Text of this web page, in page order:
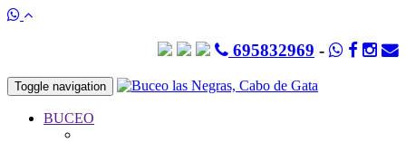
695832969 -
Toggle navigation
BUCEO